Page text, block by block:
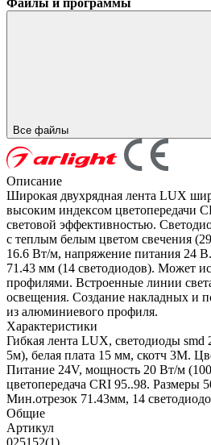
Файлы и программы
Все файлы
Описание
Широкая двухрядная лента LUX
высоким индексом цветопередачи
световой эффективностью.
с теплым белым цветом свечения
16.6 Вт/м, напряжение питания 24
71.43 мм (14 светодиодов). Может
профилями. Встроенные линии
освещения. Создание накладных и
из алюминиевого профиля.
Характеристики
Гибкая лента LUX, светодиоды
5м), белая плата 15 мм, скотч 3М.
Питание 24V, мощность 20 Вт/м
цветопередача CRI 95..98. Размеры
Мин.отрезок 71.43мм, 14
Общие
Артикул